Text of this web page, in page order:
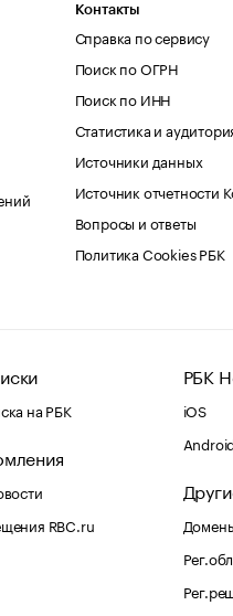
Контакты
Справка по сервису
Поиск по ОГРН
Поиск по ИНН
Статистика и
Источники данных
Источник отчетности
Вопросы и ответы
Политика Cookies РБК
на РБК
RBC.ru
РБК
iOS